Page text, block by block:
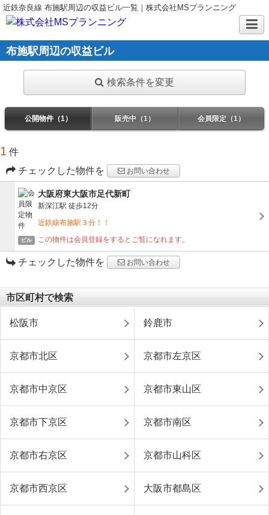
近鉄奈良線 布施駅周辺の収益ビル一覧｜株式会社MSプランニング
布施駅周辺の収益ビル
検索条件を変更
公開物件（1） 販売中（1） 会員限定（1）
1 件
チェックした物件を
お問い合わせ
ビル
大阪府東大阪市足代新町
新深江駅 徒歩12分
近鉄線布施駅３分！！
この物件は会員登録をするとご覧になれます。
チェックした物件を お問い合わせ
市区町村で検索
松阪市 鈴鹿市
京都市北区 京都市左京区
京都市中京区 京都市東山区
京都市下京区 京都市南区
京都市右京区 京都市山科区
京都市西京区 大阪市都島区